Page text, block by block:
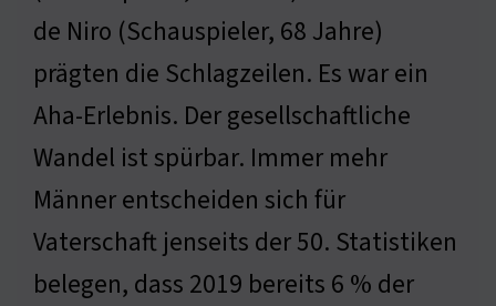
de Niro (Schauspieler, 68 Jahre)
prägten die Schlagzeilen. Es war ein
Aha-Erlebnis. Der gesellschaftliche
Wandel ist spürbar. Immer mehr
Männer entscheiden sich für
Vaterschaft jenseits der 50. Statistiken
belegen, dass 2019 bereits 6 % der